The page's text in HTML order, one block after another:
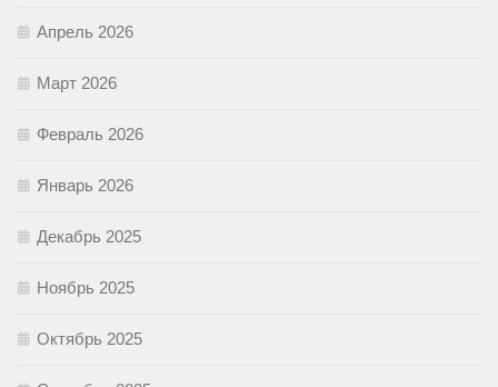
Апрель 2026
Март 2026
Февраль 2026
Январь 2026
Декабрь 2025
Ноябрь 2025
Октябрь 2025